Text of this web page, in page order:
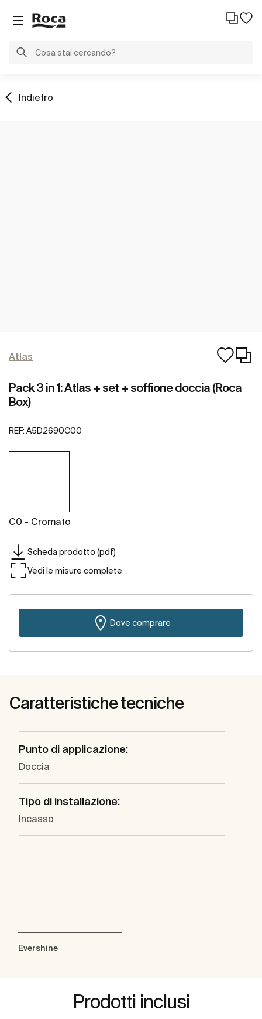
Indietro
Atlas
Pack 3 in 1: Atlas + set + soffione doccia (Roca
Box)
REF: A5D2690C00
C0 - Cromato
Scheda prodotto (pdf)
Vedi le misure complete
Dove comprare
Caratteristiche tecniche
Punto di applicazione:
Doccia
Tipo di installazione:
Incasso
Evershine
Prodotti inclusi